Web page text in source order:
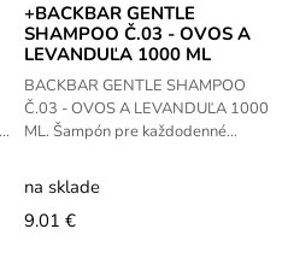
+BACKBAR GENTLE
SHAMPOO Č.03 - OVOS A
LEVANDUĽA 1000 ML
BACKBAR GENTLE SHAMPOO
Č.03 - OVOS A LEVANDUĽA 1000
ML. Šampón pre každodenné
Obsahuje ovos a levanduľu,
prírodné prísady
na sklade
9.01 €